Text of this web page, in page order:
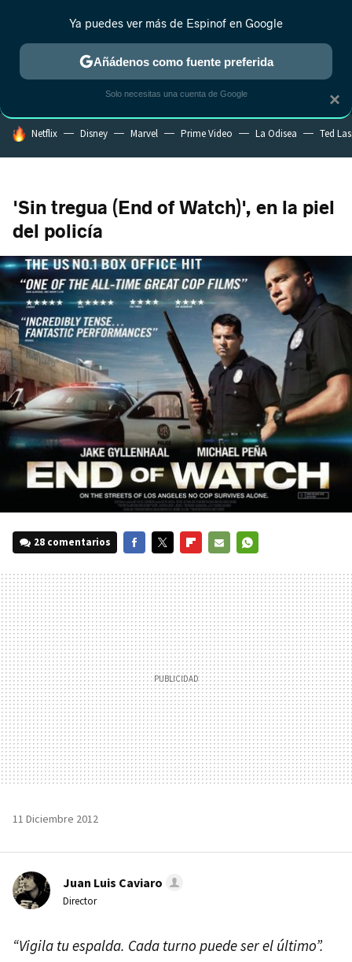
MENÚ NUEVO
ESTRENOS REALITY ANIME RANKINGS CINE
HOY SE HABLA DE
Netflix Disney Marvel Prime Video La Odisea Ted
'Sin tregua (End of Watch)', en la piel
del policía
28 comentarios
MAIL
11 Diciembre 2012
Juan Luis Caviaro
Director
“Vigila tu espalda. Cada turno puede ser el último”.
×
Ya puedes ver más de Espinof en Google
Añádenos como fuente preferida
Solo necesitas una cuenta de Google